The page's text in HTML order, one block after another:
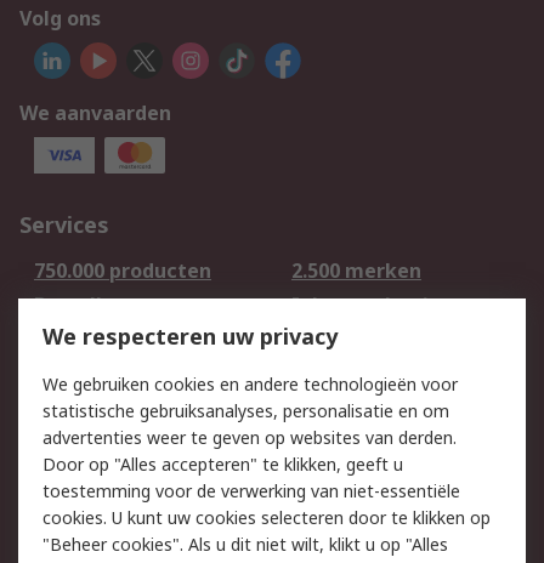
Volg ons
We aanvaarden
Services
750.000 producten
2.500 merken
Bestellen
Inkoopoplossingen
Retouren
Technisch advies
Track & Trace
Wettelijk
Cookiebeleid
Email veiligheid
Privacybeleid -
Bijgewerkt
Websitevoorwaarden
We respecteren uw privacy
We gebruiken cookies en andere technologieën voor
statistische gebruiksanalyses, personalisatie en om
advertenties weer te geven op websites van derden.
Door op "Alles accepteren" te klikken, geeft u
toestemming voor de verwerking van niet-essentiële
cookies. U kunt uw cookies selecteren door te klikken op
"Beheer cookies". Als u dit niet wilt, klikt u op "Alles